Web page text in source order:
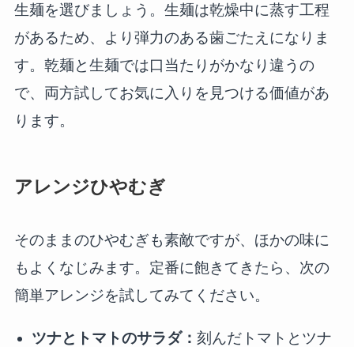
生麺を選びましょう。生麺は乾燥中に蒸す工程
があるため、より弾力のある歯ごたえになりま
す。乾麺と生麺では口当たりがかなり違うの
で、両方試してお気に入りを見つける価値があ
ります。
アレンジひやむぎ
そのままのひやむぎも素敵ですが、ほかの味に
もよくなじみます。定番に飽きてきたら、次の
簡単アレンジを試してみてください。
ツナとトマトのサラダ：刻んだトマトとツナ